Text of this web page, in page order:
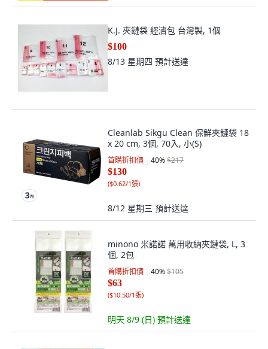
K.J. 夾鏈袋 經濟包 台灣製, 1個
$100
8/13 星期四 預計送達
Cleanlab Sikgu Clean 保鮮夾鏈袋 18
x 20 cm, 3個, 70入, 小(S)
首購折扣價 40%$217
$130
($0.62/1張)
8/12 星期三 預計送達
minono 米諾諾 萬用收納夾鏈袋, L, 3
個, 2包
首購折扣價 40%$105
$63
($10.50/1張)
明天 8/9 (日) 預計送達